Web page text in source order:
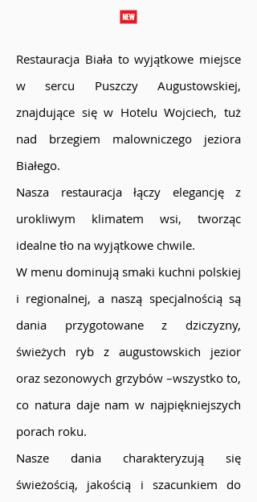
Restauracja Biała to wyjątkowe miejsce
w sercu Puszczy Augustowskiej,
znajdujące się w Hotelu Wojciech, tuż
nad brzegiem malowniczego jeziora
Białego.
Nasza restauracja łączy elegancję z
urokliwym klimatem wsi, tworząc
idealne tło na wyjątkowe chwile.
W menu dominują smaki kuchni polskiej
i regionalnej, a naszą specjalnością są
dania przygotowane z dziczyzny,
świeżych ryb z augustowskich jezior
oraz sezonowych grzybów –wszystko to,
co natura daje nam w najpiękniejszych
porach roku.
Nasze dania charakteryzują się
świeżością, jakością i szacunkiem do